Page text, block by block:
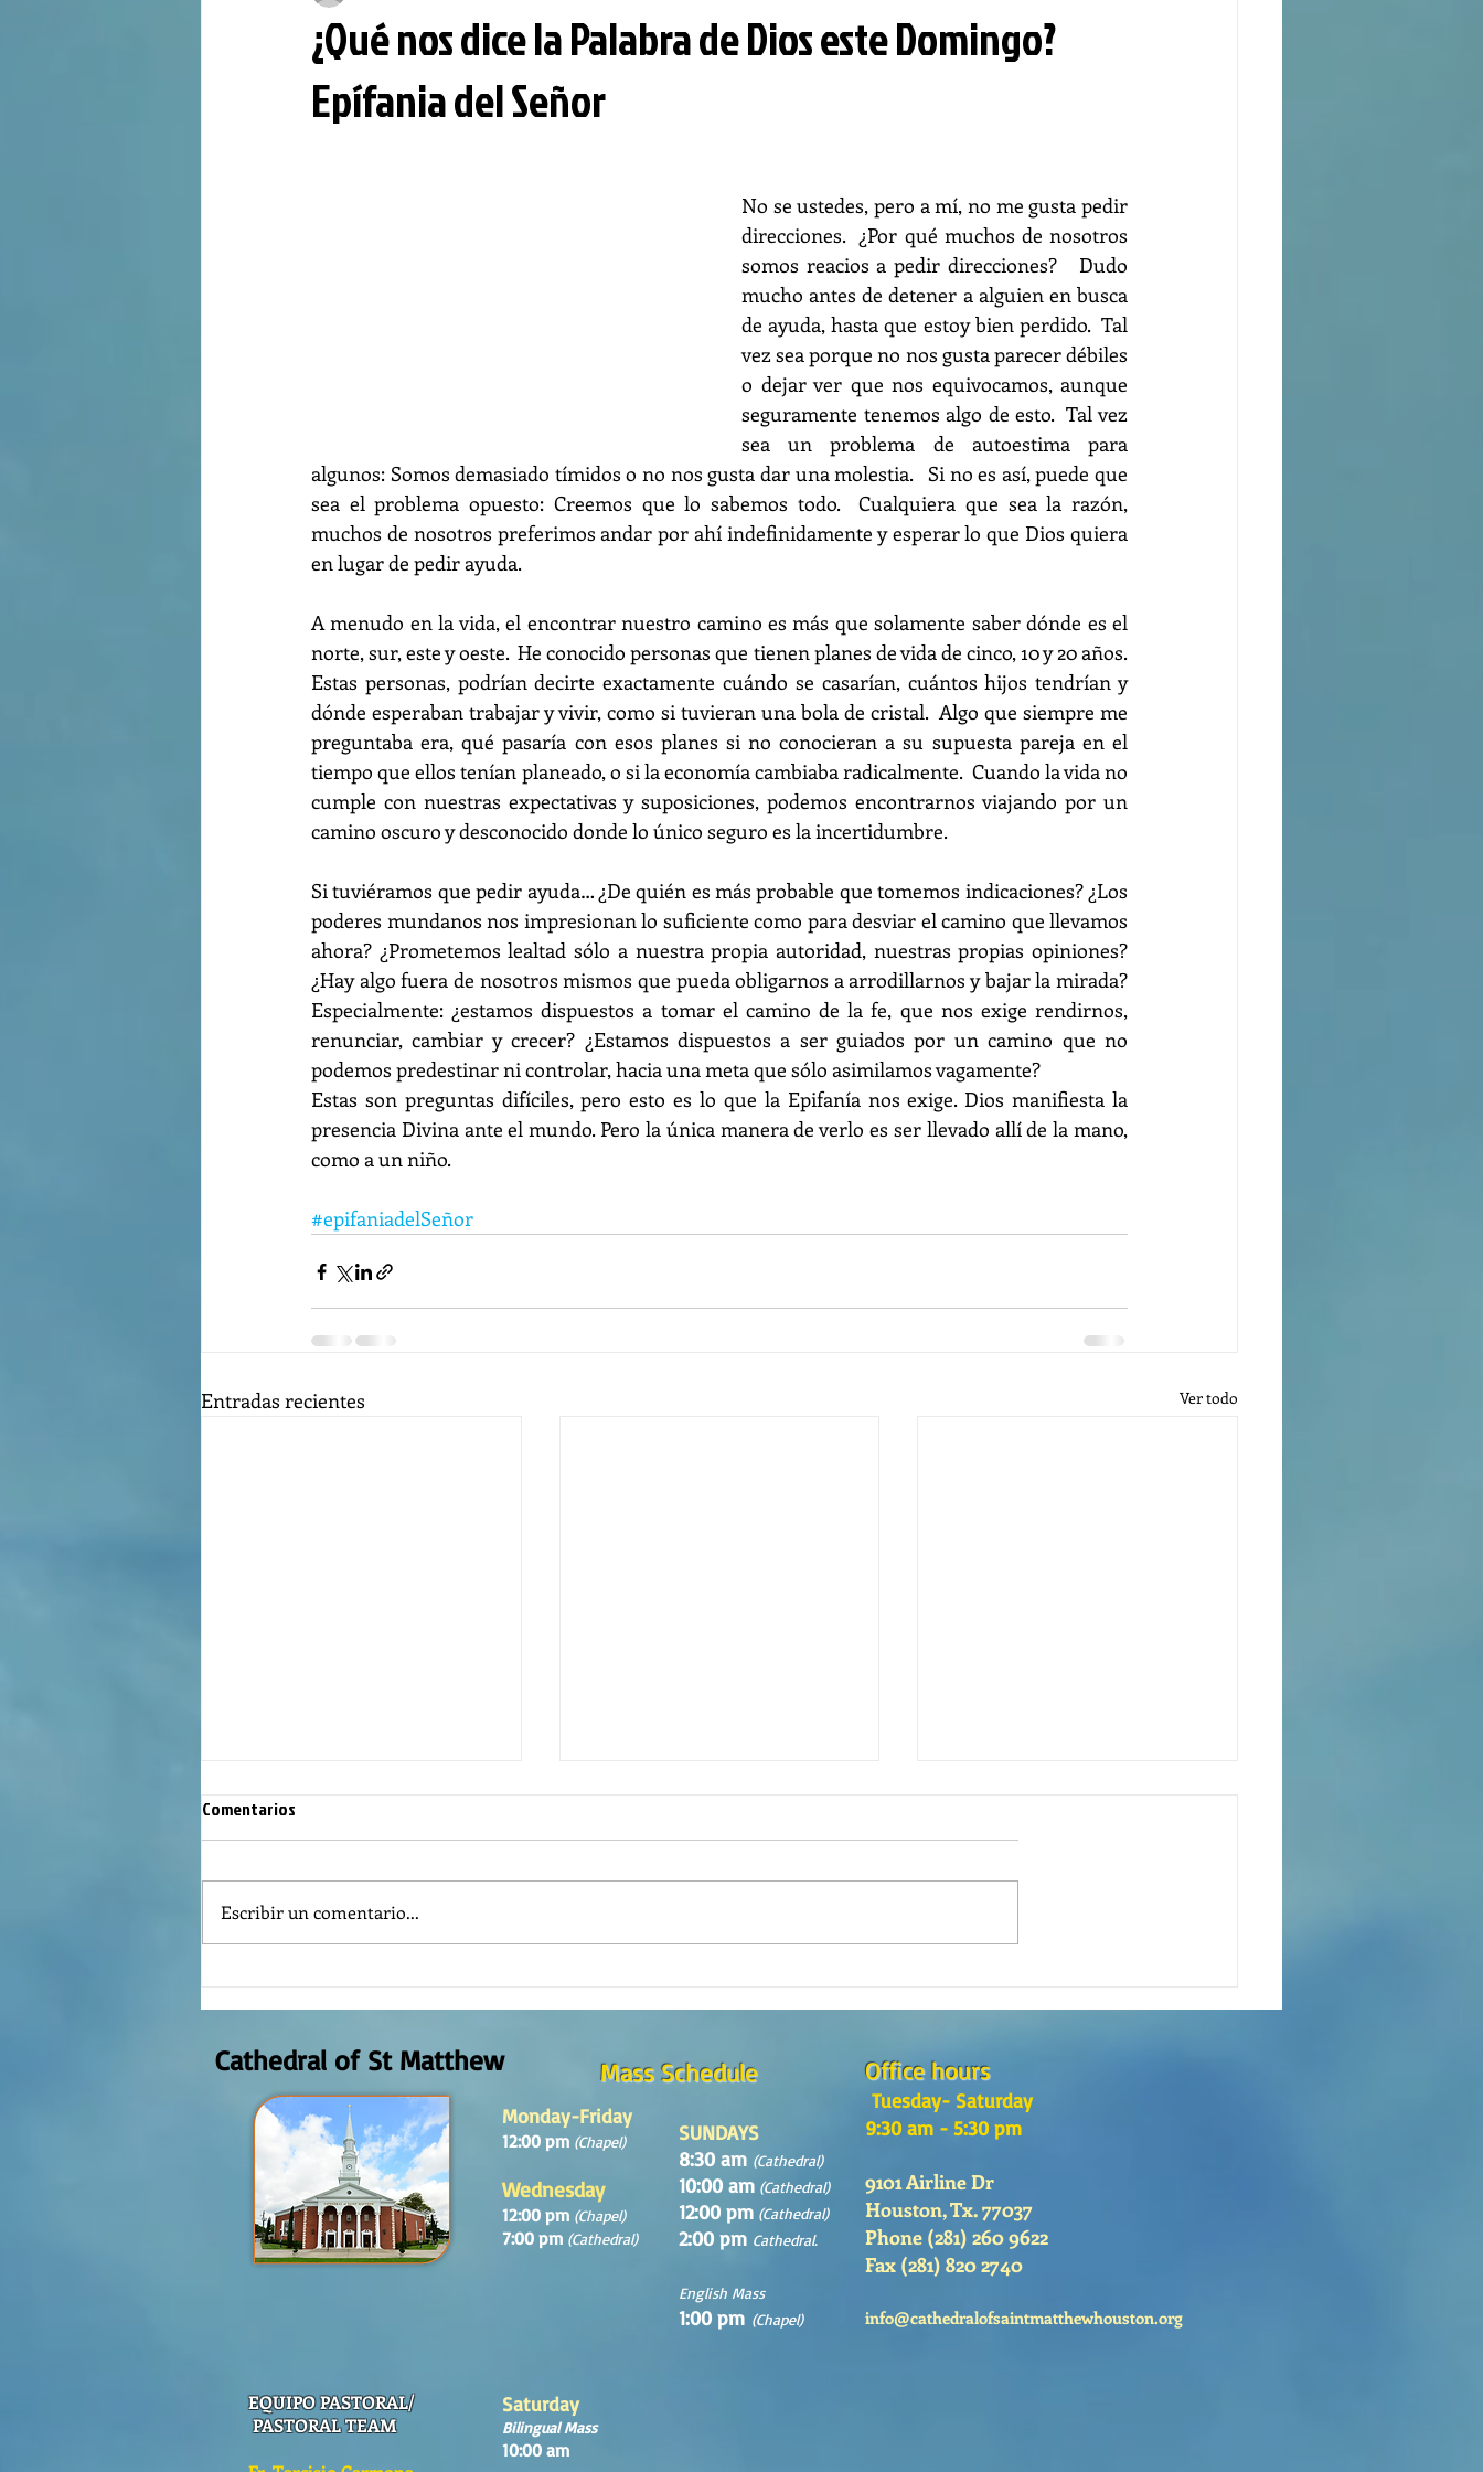
¿Qué nos dice la Palabra de Dios este Domingo?
Epífania del Señor
No se ustedes, pero a mí, no me gusta pedir
direcciones.  ¿Por qué muchos de nosotros
somos reacios a pedir direcciones?   Dudo
mucho antes de detener a alguien en busca
de ayuda, hasta que estoy bien perdido.  Tal
vez sea porque no nos gusta parecer débiles
o dejar ver que nos equivocamos, aunque
seguramente tenemos algo de esto.  Tal vez
sea un problema de autoestima para
algunos: Somos demasiado tímidos o no nos gusta dar una molestia.   Si no es así, puede que
sea el problema opuesto: Creemos que lo sabemos todo.  Cualquiera que sea la razón,
muchos de nosotros preferimos andar por ahí indefinidamente y esperar lo que Dios quiera
en lugar de pedir ayuda.
A menudo en la vida, el encontrar nuestro camino es más que solamente saber dónde es el
norte, sur, este y oeste.  He conocido personas que tienen planes de vida de cinco, 10 y 20 años.
Estas personas, podrían decirte exactamente cuándo se casarían, cuántos hijos tendrían y
dónde esperaban trabajar y vivir, como si tuvieran una bola de cristal.  Algo que siempre me
preguntaba era, qué pasaría con esos planes si no conocieran a su supuesta pareja en el
tiempo que ellos tenían planeado, o si la economía cambiaba radicalmente.  Cuando la vida no
cumple con nuestras expectativas y suposiciones, podemos encontrarnos viajando por un
camino oscuro y desconocido donde lo único seguro es la incertidumbre.
Si tuviéramos que pedir ayuda… ¿De quién es más probable que tomemos indicaciones? ¿Los
poderes mundanos nos impresionan lo suficiente como para desviar el camino que llevamos
ahora? ¿Prometemos lealtad sólo a nuestra propia autoridad, nuestras propias opiniones?
¿Hay algo fuera de nosotros mismos que pueda obligarnos a arrodillarnos y bajar la mirada?
Especialmente: ¿estamos dispuestos a tomar el camino de la fe, que nos exige rendirnos,
renunciar, cambiar y crecer? ¿Estamos dispuestos a ser guiados por un camino que no
podemos predestinar ni controlar, hacia una meta que sólo asimilamos vagamente?
Estas son preguntas difíciles, pero esto es lo que la Epifanía nos exige. Dios manifiesta la
presencia Divina ante el mundo. Pero la única manera de verlo es ser llevado allí de la mano,
como a un niño.
#epifaniadelSeñor
Entradas recientes Ver todo
AUGUST 2nd, 2026
Domingo 2 de Agosto 2026
en la Catedral de San Mateo?
Comentarios
Escribir un comentario...
Cathedral of St Matthew Mass Schedule
Monday-Friday
12:00 pm (Chapel)
Wednesday
12:00 pm (Chapel)
7:00 pm (Cathedral)
SUNDAYS
8:30 am (Cathedral)
10:00 am (Cathedral)
12:00 pm (Cathedral)
2:00 pm Cathedral.
English Mass
1:00 pm (Chapel)
Office hours
Tuesday- Saturday
9:30 am - 5:30 pm
9101 Airline Dr
Houston, Tx. 77037
Phone (281) 260 9622
Fax (281) 820 2740
info@cathedralofsaintmatthewhouston.org
EQUIPO PASTORAL/
PASTORAL TEAM
Saturday
Bilingual Mass
10:00 am